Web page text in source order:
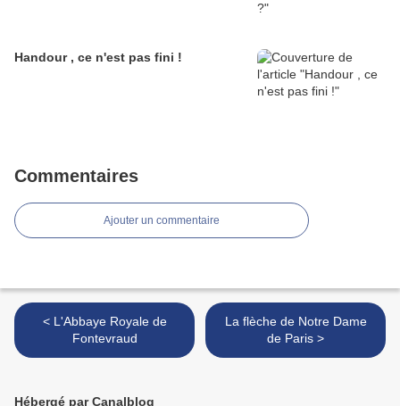
Handour , ce n'est pas fini !
Commentaires
Ajouter un commentaire
< L'Abbaye Royale de
Fontevraud
La flèche de Notre Dame
de Paris >
Hébergé par Canalblog